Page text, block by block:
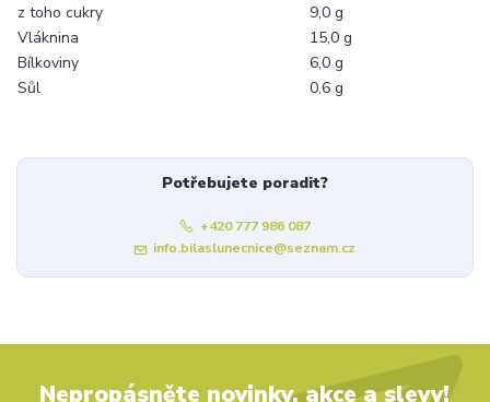
z toho cukry
9,0 g
Vláknina
15,0 g
Bílkoviny
6,0 g
Sůl
0,6 g
Potřebujete poradit?
+420 777 986 087
info.bilaslunecnice@seznam.cz
Nepropásněte novinky, akce a slevy!